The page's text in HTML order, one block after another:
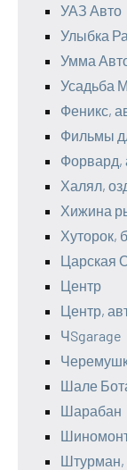
УАЗ Авто
Улыбка
Умма
Усадьба
Феникс,
Фильмы
Форвард,
Халял,
Хижина
Хуторок,
Царская
Центр
Центр,
ЧSgarage
Шале
Шарабан
Штурман,